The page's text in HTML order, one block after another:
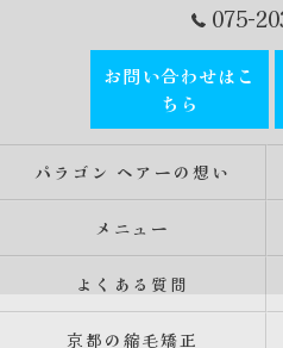
075-
お問い合わせはこ
ちら
パラゴン ヘアーの想い
メニュー
よくある質問
京都の縮毛矯正